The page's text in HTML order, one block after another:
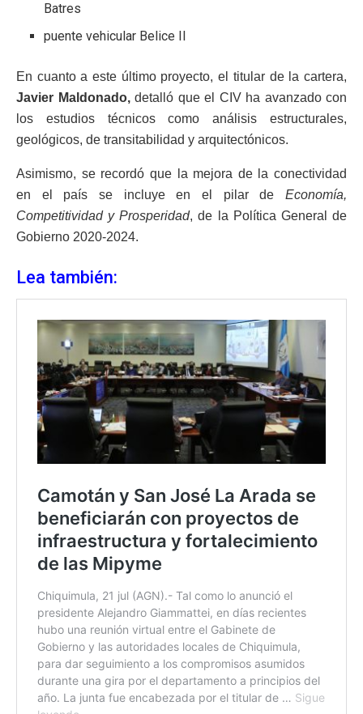
Batres
puente vehicular Belice II
En cuanto a este último proyecto, el titular de la cartera,
Javier Maldonado,detalló que el CIV ha avanzado con
los estudios técnicos como análisis estructurales,
geológicos, de transitabilidad y arquitectónicos.
Asimismo, se recordó que la mejora de la conectividad
en el país se incluye en el pilar de Economía,
Competitividad y Prosperidad, de la Política General de
Gobierno 2020-2024.
Lea también: